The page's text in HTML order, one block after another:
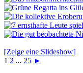
[Zeige eine Slideshow]
1 2 ... 25 ►